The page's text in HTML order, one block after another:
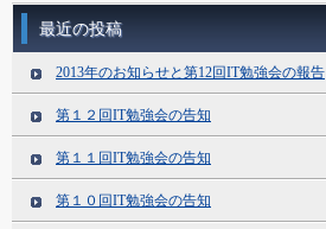
最近の投稿
2013年のお知らせと第12回IT勉強会の報告
第１２回IT勉強会の告知
第１１回IT勉強会の告知
第１０回IT勉強会の告知